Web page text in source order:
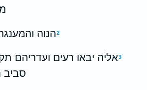
2הנוה
3אליה יבאו רעים ועדריהם
סביב